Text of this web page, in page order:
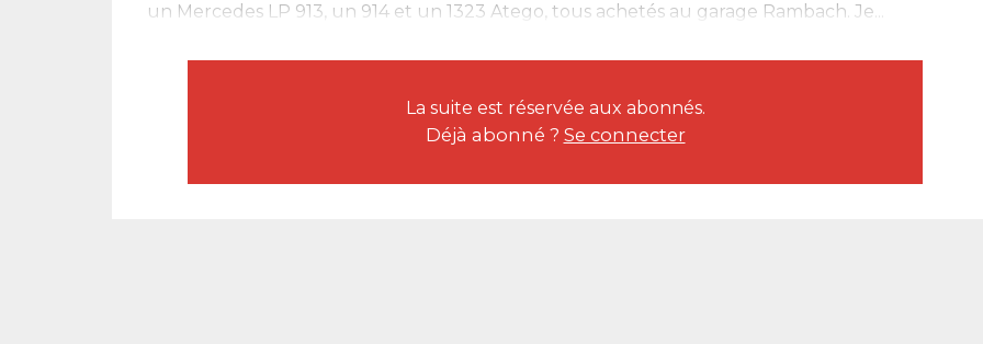
un Mercedes LP 913, un 914 et un 1323 Atego, tous achetés au garage Rambach. Je...
La suite est réservée aux abonnés.
Déjà abonné ? Se connecter